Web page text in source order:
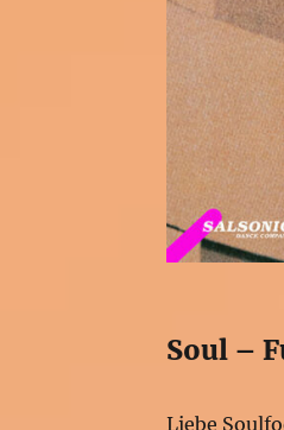
Soul –
Liebe